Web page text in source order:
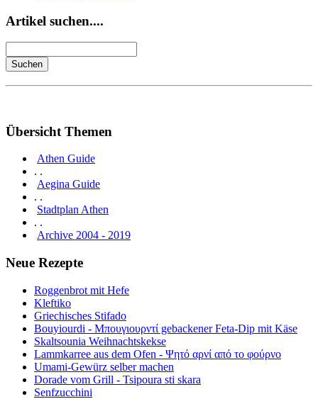
Artikel suchen....
Übersicht Themen
Athen Guide
. .
Aegina Guide
. .
Stadtplan Athen
. .
Archive 2004 - 2019
Neue Rezepte
Roggenbrot mit Hefe
Kleftiko
Griechisches Stifado
Bouyiourdi - Μπουγιουρντί gebackener Feta-Dip mit Käse
Skaltsounia Weihnachtskekse
Lammkarree aus dem Ofen - Ψητό αρνί από το φούρνο
Umami-Gewürz selber machen
Dorade vom Grill - Tsipoura sti skara
Senfzucchini